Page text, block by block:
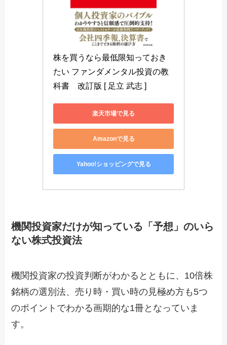
株を買うなら最低限知っておき
たい ファンダメンタル投資の教
科書　改訂版 [ 足立 武志 ]
楽天市場で見る
Amazonで見る
Yahoo!ショッピングで見る
機関投資家だけが知っている「予想」のいら
ない株式投資法
機関投資家の投資判断がわかるとともに、10倍株
銘柄の選別法、売り時・買い時の見極め方も5つ
のポイントでわかる画期的な1冊となっていま
す。